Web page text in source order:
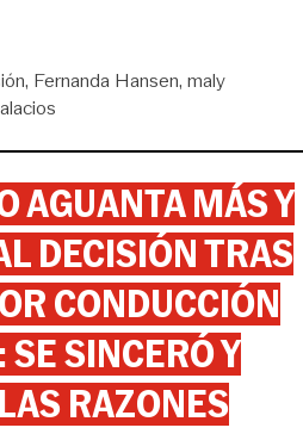
Fernanda Hansen maly
AGUANTA MÁS Y
DECISIÓN TRAS
CONDUCCIÓN
SINCERÓ Y
RAZONES